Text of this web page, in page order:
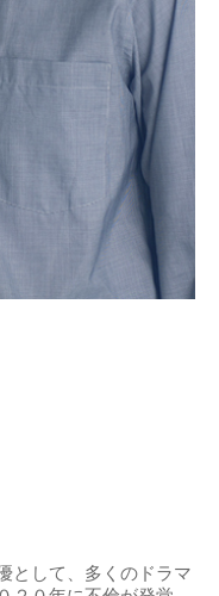
として、多くのドラマ